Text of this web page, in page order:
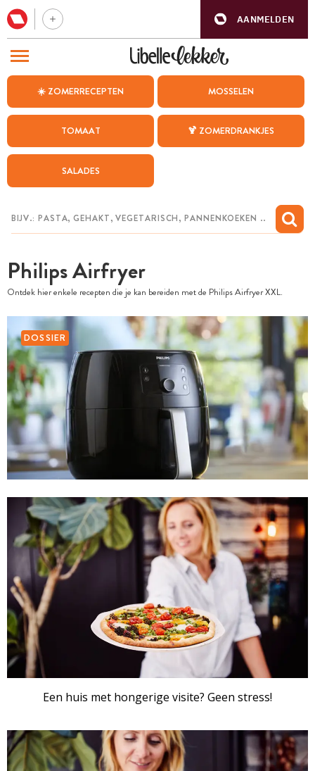
AANMELDEN
☀️ ZOMERRECEPTEN MOSSELEN
TOMAAT 🍹 ZOMERDRANKJES
SALADES
Philips Airfryer
Ontdek hier enkele recepten die je kan bereiden met de Philips Airfryer XXL.
DOSSIER
ARTIKEL
Een huis met hongerige visite? Geen stress!
ARTIKEL
BEZOEK ONZE ANDERE WEBSITES
WEEKMENU
CHAT MET MAIA
MIJN BEWAARDE RECEPTEN